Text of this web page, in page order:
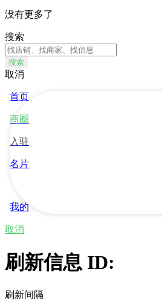
没有更多了
搜索
搜索
取消
首页
商圈
入驻
名片
我的
取消
刷新信息 ID:
刷新间隔